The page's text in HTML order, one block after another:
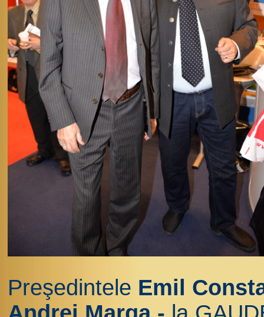
Preşedintele Emil